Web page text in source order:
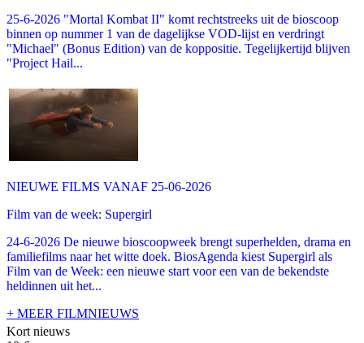
25-6-2026 "Mortal Kombat II" komt rechtstreeks uit de bioscoop
binnen op nummer 1 van de dagelijkse VOD-lijst en verdringt
"Michael" (Bonus Edition) van de koppositie. Tegelijkertijd blijven
"Project Hail...
NIEUWE FILMS VANAF 25-06-2026
Film van de week: Supergirl
24-6-2026 De nieuwe bioscoopweek brengt superhelden, drama en
familiefilms naar het witte doek. BiosAgenda kiest Supergirl als
Film van de Week: een nieuwe start voor een van de bekendste
heldinnen uit het...
+ MEER FILMNIEUWS
Kort nieuws